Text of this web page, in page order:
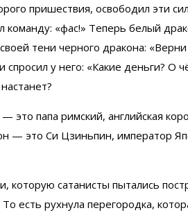
пришествия, освободил эти
команду: «фас!» Теперь белый
тени черного дракона:
у него: «Какие деньги? О
это папа римский, английская
— это Си Цзиньпин, император
которую сатанисты пытались
есть рухнула перегородка,